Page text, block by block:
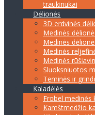
traukinukai
Dėlionės
3D erdvinės
Medinės
Medinės
Medinės
Medinės
Sluoksniuotos
Teminės ir
Kaladėlės
Frobel medinės
Kamštmedžio